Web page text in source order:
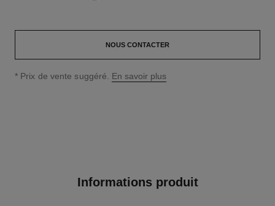
NOUS CONTACTER
↩
* Prix de vente suggéré. En savoir plus
Informations produit